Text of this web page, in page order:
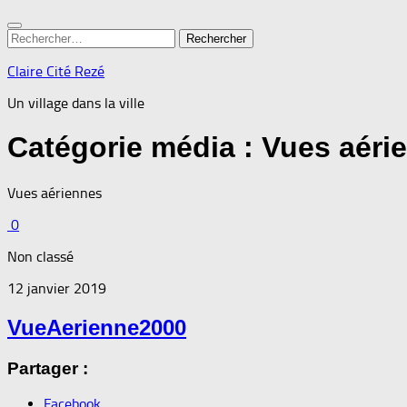
Rechercher :
Claire Cité Rezé
Un village dans la ville
Catégorie média : Vues
Vues aériennes
0
Non classé
12 janvier 2019
VueAerienne2000
Partager :